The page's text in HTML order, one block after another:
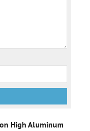
High Aluminum